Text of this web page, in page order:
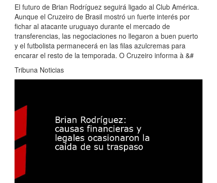
El futuro de Brian Rodríguez seguirá ligado al Club América.
Aunque el Cruzeiro de Brasil mostró un fuerte interés por
fichar al atacante uruguayo durante el mercado de
transferencias, las negociaciones no llegaron a buen puerto
y el futbolista permanecerá en las filas azulcremas para
encarar el resto de la temporada. O Cruzeiro informa à &#
Tribuna Noticias